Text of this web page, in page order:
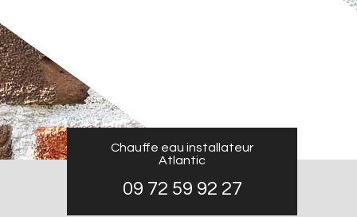
Chauffe eau installateur
Atlantic
09 72 59 92 27